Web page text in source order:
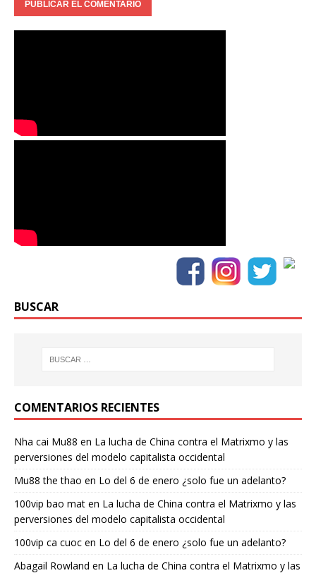
BUSCAR
COMENTARIOS RECIENTES
Nha cai Mu88 en La lucha de China contra el Matrixmo y las
perversiones del modelo capitalista occidental
Mu88 the thao en Lo del 6 de enero ¿solo fue un adelanto?
100vip bao mat en La lucha de China contra el Matrixmo y las
perversiones del modelo capitalista occidental
100vip ca cuoc en Lo del 6 de enero ¿solo fue un adelanto?
Abagail Rowland en La lucha de China contra el Matrixmo y las